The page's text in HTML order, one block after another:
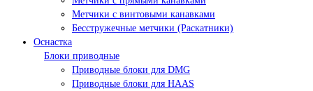
Метчики с винтовыми канавками
Бесстружечные метчики (Раскатники)
Оснастка
Блоки приводные
Приводные блоки для DMG
Приводные блоки для HAAS